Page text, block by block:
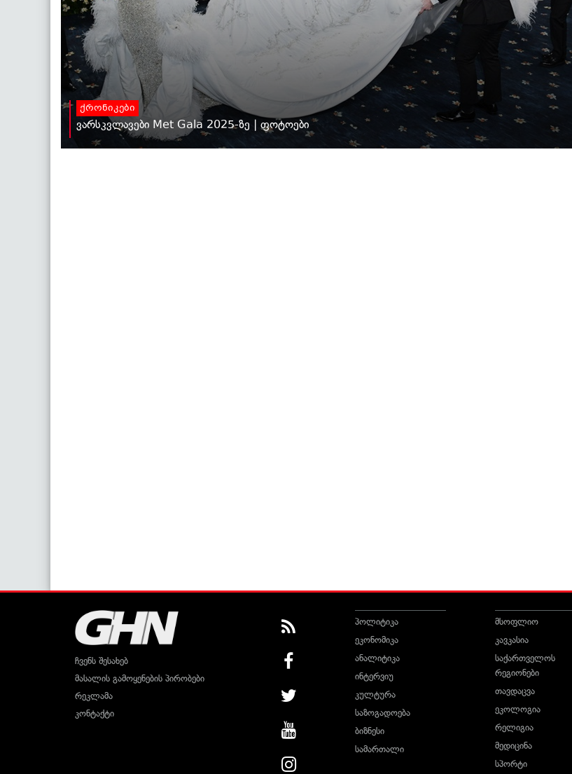
ქრონიკები
ვარსკვლავები Met Gala 2025-ზე | ფოტოები
ჩვენს შესახებ
მასალის გამოყენების პირობები
რეკლამა
კონტაქტი
პოლიტიკა
ეკონომიკა
ანალიტიკა
ინტერვიუ
კულტურა
საზოგადოება
ბიზნესი
სამართალი
მსოფლიო
კავკასია
საქართველოს
რეგიონები
თავდაცვა
ეკოლოგია
რელიგია
მედიცინა
სპორტი